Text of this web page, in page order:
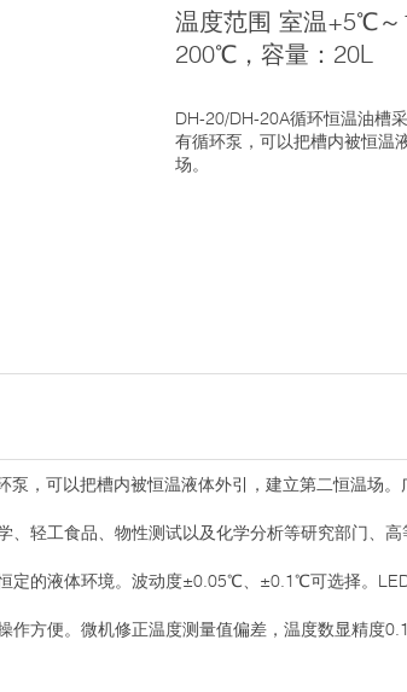
温度范围 室温+5℃
200℃，容量：20L
DH-20/DH-20A循环恒温油槽
有循环泵，可以把槽内被恒温
场。
泵，可以把槽内被恒温液体外引，建立第二恒温场
轻工食品、物性测试以及化学分析等研究部门、
定的液体环境。波动度±0.05℃、±0.1℃可选择。
作方便。微机修正温度测量值偏差，温度数显精度